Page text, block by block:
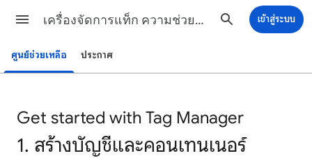
เครื่องจัดการแท็ก ความช่วยเหลือ เข้าสู่ระบบ
ศูนย์ช่วยเหลือ ประกาศ
Get started with Tag Manager
1. สร้างบัญชีและคอนเทนเนอร์